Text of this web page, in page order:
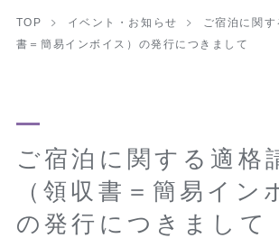
TOP イベント・お知らせ
ご宿泊に関
書＝簡易インボイス）の発行につきまして
ご宿泊に関する適格
（領収書＝簡易イン
の発行につきまして